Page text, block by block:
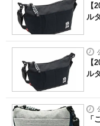
【
ル
【
ル
「